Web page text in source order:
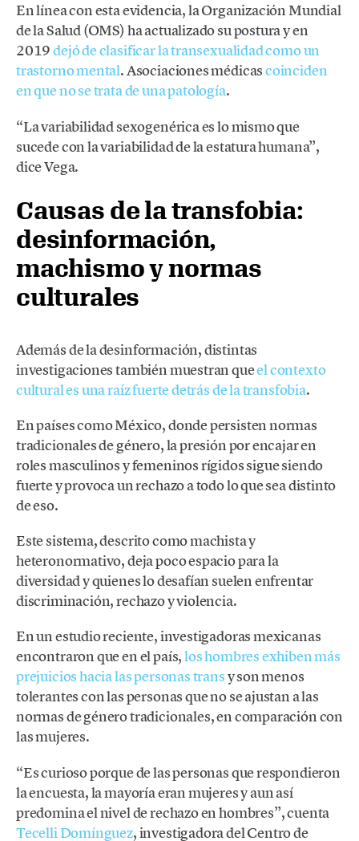
En línea con esta evidencia, la Organización Mundial
de la Salud (OMS) ha actualizado su postura y en
2019dejó de clasificar la transexualidad como un
trastorno mental. Asociaciones médicascoinciden
en que no se trata de una patología.
“La variabilidad sexogenérica es lo mismo que
sucede con la variabilidad de la estatura humana”,
dice Vega.
Causas de la transfobia:
desinformación,
machismo y normas
culturales
Además de la desinformación, distintas
investigaciones también muestran queel contexto
cultural es una raíz fuerte detrás de la transfobia.
En países como México, donde persisten normas
tradicionales de género, la presión por encajar en
roles masculinos y femeninos rígidos sigue siendo
fuerte y provoca un rechazo a todo lo que sea distinto
de eso.
Este sistema, descrito como machista y
heteronormativo, deja poco espacio para la
diversidad y quienes lo desafían suelen enfrentar
discriminación, rechazo y violencia.
En un estudio reciente, investigadoras mexicanas
encontraron que en el país,los hombres exhiben más
prejuicios hacia las personas transy son menos
tolerantes con las personas que no se ajustan a las
normas de género tradicionales, en comparación con
las mujeres.
“Es curioso porque de las personas que respondieron
la encuesta, la mayoría eran mujeres y aun así
predomina el nivel de rechazo en hombres”, cuenta
Tecelli Domínguez, investigadora del Centro de